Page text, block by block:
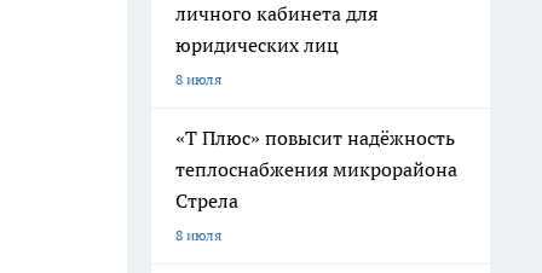
личного кабинета для
юридических лиц
8 июля
«Т Плюс» повысит надёжность
теплоснабжения микрорайона
Стрела
8 июля